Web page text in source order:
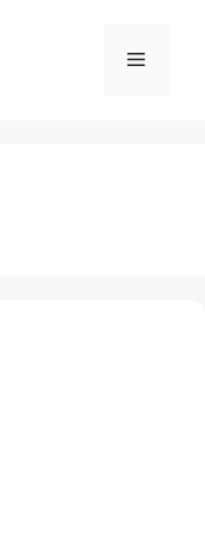
메